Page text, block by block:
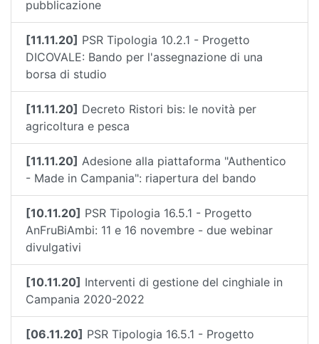
pubblicazione
[11.11.20] PSR Tipologia 10.2.1 - Progetto
DICOVALE: Bando per l'assegnazione di una
borsa di studio
[11.11.20] Decreto Ristori bis: le novità per
agricoltura e pesca
[11.11.20] Adesione alla piattaforma "Authentico
- Made in Campania": riapertura del bando
[10.11.20] PSR Tipologia 16.5.1 - Progetto
AnFruBiAmbi: 11 e 16 novembre - due webinar
divulgativi
[10.11.20] Interventi di gestione del cinghiale in
Campania 2020-2022
[06.11.20] PSR Tipologia 16.5.1 - Progetto